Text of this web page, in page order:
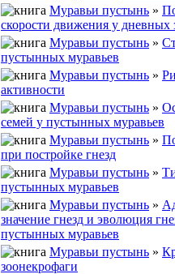
Муравьи пустынь »
скорости движения у дневных
Муравьи пустынь »
пустынных муравьев
Муравьи пустынь »
активности
Муравьи пустынь »
семей у пустынных муравьев
Муравьи пустынь »
при постройке гнезд
Муравьи пустынь »
пустынных муравьев
Муравьи пустынь »
значение гнезд и эволюция
пустынных муравьев
Муравьи пустынь »
зоонекрофаги